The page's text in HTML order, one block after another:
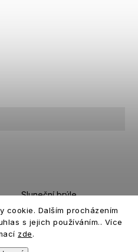
cookie. Dalším procházením
s jejich používáním.. Více
zde.
Sluneční brýle
Kontaktní čočky
oční kapky